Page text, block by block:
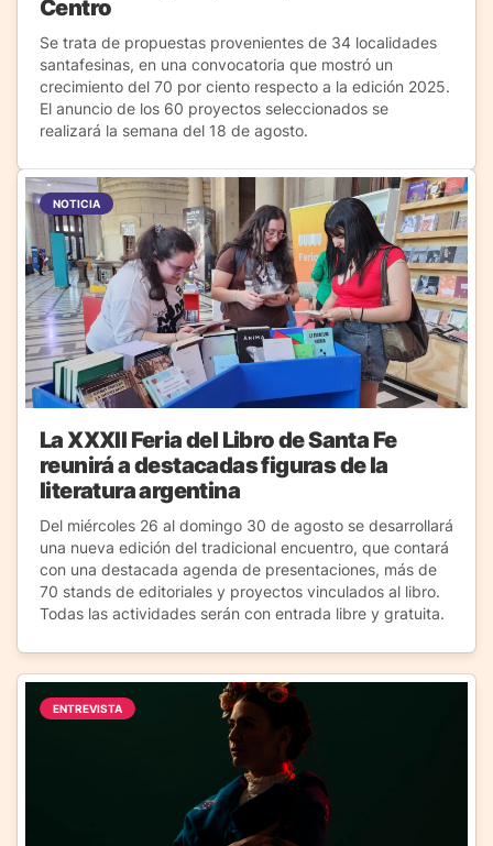
Centro
Se trata de propuestas provenientes de 34 localidades
santafesinas, en una convocatoria que mostró un
crecimiento del 70 por ciento respecto a la edición 2025.
El anuncio de los 60 proyectos seleccionados se
realizará la semana del 18 de agosto.
NOTICIA
La XXXII Feria del Libro de Santa Fe
reunirá a destacadas figuras de la
literatura argentina
Del miércoles 26 al domingo 30 de agosto se desarrollará
una nueva edición del tradicional encuentro, que contará
con una destacada agenda de presentaciones, más de
70 stands de editoriales y proyectos vinculados al libro.
Todas las actividades serán con entrada libre y gratuita.
ENTREVISTA